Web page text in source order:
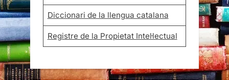
Diccionari de la llengua catalana
Registre de la Propietat Intel·lectual